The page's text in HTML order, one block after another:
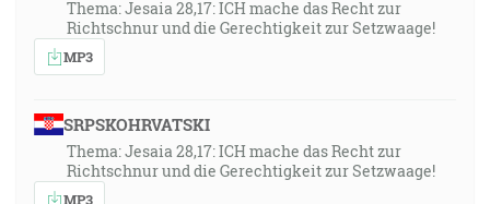
Thema: Jesaia 28,17: ICH mache das Recht zur
Richtschnur und die Gerechtigkeit zur Setzwaage!
MP3
SRPSKOHRVATSKI
Thema: Jesaia 28,17: ICH mache das Recht zur
Richtschnur und die Gerechtigkeit zur Setzwaage!
MP3